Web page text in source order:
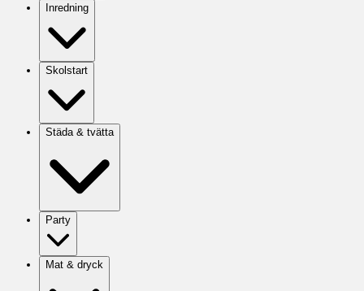
Inredning
Skolstart
Städa & tvätta
Party
Mat & dryck